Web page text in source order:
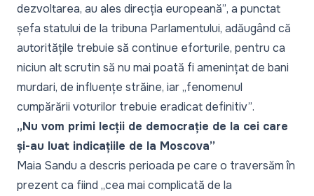
dezvoltarea, au ales direcția europeană”, a punctat
șefa statului de la tribuna Parlamentului, adăugând că
autoritățile trebuie să continue eforturile, pentru ca
niciun alt scrutin să nu mai poată fi amenințat de bani
murdari, de influențe străine, iar „fenomenul
cumpărării voturilor trebuie eradicat definitiv”.
„Nu vom primi lecții de democrație de la cei care
și-au luat indicațiile de la Moscova”
Maia Sandu a descris perioada pe care o traversăm în
prezent ca fiind „cea mai complicată de la